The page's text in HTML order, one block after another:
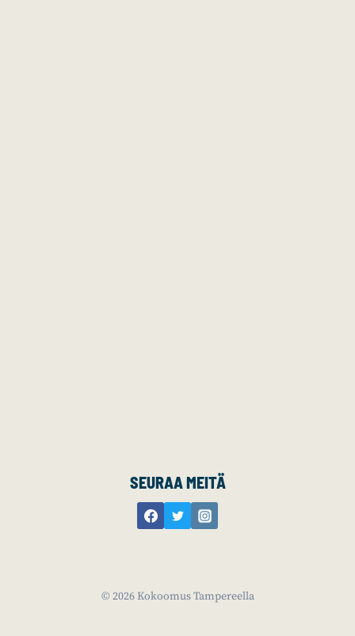
SEURAA MEITÄ
© 2026 Kokoomus Tampereella